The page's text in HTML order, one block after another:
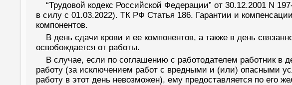
“Трудовой кодекс Российской Федерации” от 30.12.2001 N
в силу с 01.03.2022). ТК РФ Статья 186. Гарантии и
компонентов.
В день сдачи крови и ее компонентов, а также в день
освобождается от работы.
В случае, если по соглашению с работодателем работник в
работу (за исключением работ с вредными и (или) опасными
работу в этот день невозможен), ему предоставляется по его